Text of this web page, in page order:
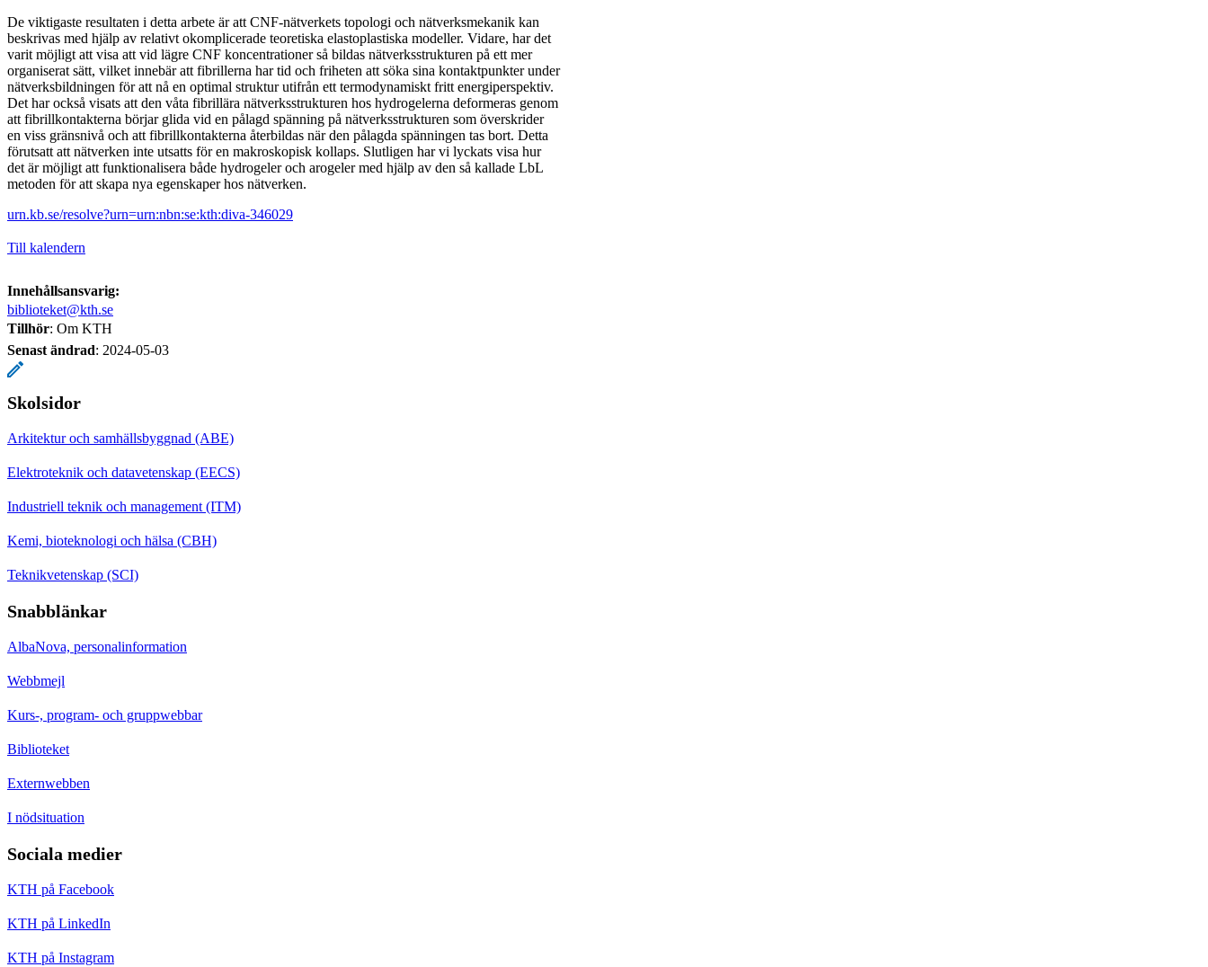
De viktigaste resultaten i detta arbete är att CNF-nätverkets topologi och nätverksmekanik kan
beskrivas med hjälp av relativt okomplicerade teoretiska elastoplastiska modeller. Vidare, har det
varit möjligt att visa att vid lägre CNF koncentrationer så bildas nätverksstrukturen på ett mer
organiserat sätt, vilket innebär att fibrillerna har tid och friheten att söka sina kontaktpunkter under
nätverksbildningen för att nå en optimal struktur utifrån ett termodynamiskt fritt energiperspektiv.
Det har också visats att den våta fibrillära nätverksstrukturen hos hydrogelerna deformeras genom
att fibrillkontakterna börjar glida vid en pålagd spänning på nätverksstrukturen som överskrider
en viss gränsnivå och att fibrillkontakterna återbildas när den pålagda spänningen tas bort. Detta
förutsatt att nätverken inte utsatts för en makroskopisk kollaps. Slutligen har vi lyckats visa hur
det är möjligt att funktionalisera både hydrogeler och arogeler med hjälp av den så kallade LbL
metoden för att skapa nya egenskaper hos nätverken.
urn.kb.se/resolve?urn=urn:nbn:se:kth:diva-346029
Till kalendern
Innehållsansvarig:
biblioteket@kth.se
Tillhör: Om KTH
Senast ändrad: 2024-05-03
Skolsidor
Arkitektur och samhällsbyggnad (ABE)
Elektroteknik och datavetenskap (EECS)
Industriell teknik och management (ITM)
Kemi, bioteknologi och hälsa (CBH)
Teknikvetenskap (SCI)
Snabblänkar
AlbaNova, personalinformation
Webbmejl
Kurs-, program- och gruppwebbar
Biblioteket
Externwebben
I nödsituation
Sociala medier
KTH på Facebook
KTH på LinkedIn
KTH på Instagram